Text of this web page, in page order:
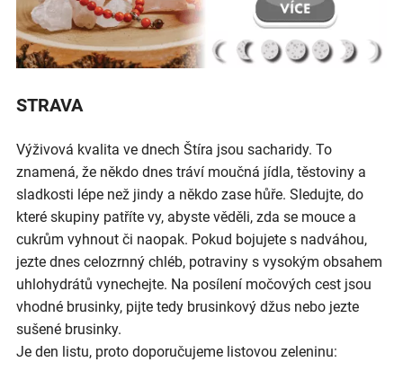
STRAVA
Výživová kvalita ve dnech Štíra jsou sacharidy. To
znamená, že někdo dnes tráví moučná jídla, těstoviny a
sladkosti lépe než jindy a někdo zase hůře. Sledujte, do
které skupiny patříte vy, abyste věděli, zda se mouce a
cukrům vyhnout či naopak. Pokud bojujete s nadváhou,
jezte dnes celozrnný chléb, potraviny s vysokým obsahem
uhlohydrátů vynechejte. Na posílení močových cest jsou
vhodné brusinky, pijte tedy brusinkový džus nebo jezte
sušené brusinky.
Je den listu, proto doporučujeme listovou zeleninu: